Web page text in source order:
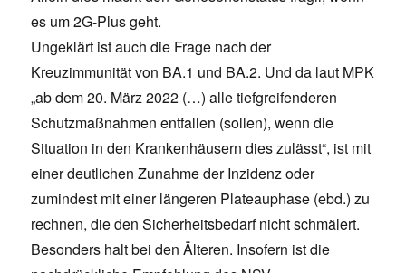
es um 2G-Plus geht.
Ungeklärt ist auch die Frage nach der
Kreuzimmunität von BA.1 und BA.2. Und da laut MPK
„ab dem 20. März 2022 (…) alle tiefgreifenderen
Schutzmaßnahmen entfallen (sollen), wenn die
Situation in den Krankenhäusern dies zulässt“, ist mit
einer deutlichen Zunahme der Inzidenz oder
zumindest mit einer längeren Plateauphase (ebd.) zu
rechnen, die den Sicherheitsbedarf nicht schmälert.
Besonders halt bei den Älteren. Insofern ist die